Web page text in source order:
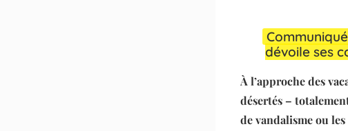
dévoile ses
À l’approche des
désertés –
de vandalisme ou